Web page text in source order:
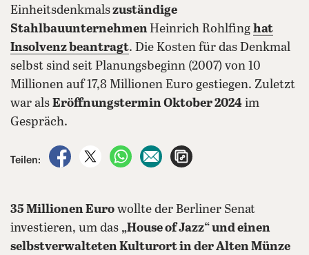
Einheitsdenkmalszuständige
StahlbauunternehmenHeinrich Rohlfing hat
Insolvenz beantragt. Die Kosten für das Denkmal
selbst sind seit Planungsbeginn (2007) von 10
Millionen auf 17,8 Millionen Euro gestiegen. Zuletzt
war als Eröffnungstermin Oktober 2024 im
Gespräch.
Teilen:
auf Facebook teilen
auf X teilenper WhatsApp teilen
per E-Mail teilen
35 Millionen Euro wollte der Berliner Senat
investieren, um das „House of Jazz“ und einen
selbstverwalteten Kulturort in der Alten Münze